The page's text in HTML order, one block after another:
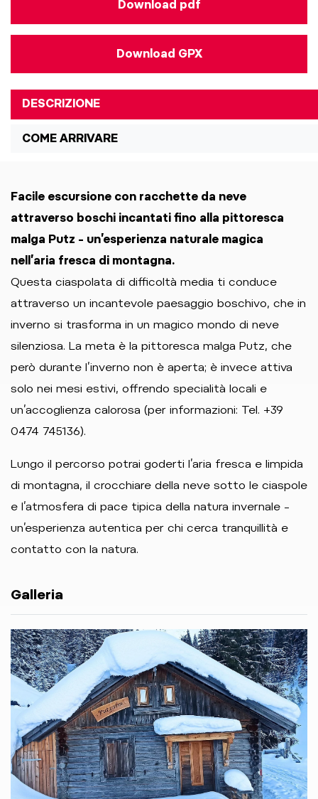
Download pdf
Download GPX
DESCRIZIONE
COME ARRIVARE
Facile escursione con racchette da neve
attraverso boschi incantati fino alla pittoresca
malga Putz – un’esperienza naturale magica
nell’aria fresca di montagna.
Questa ciaspolata di difficoltà media ti conduce
attraverso un incantevole paesaggio boschivo, che in
inverno si trasforma in un magico mondo di neve
silenziosa. La meta è la pittoresca malga Putz, che
però durante l’inverno non è aperta; è invece attiva
solo nei mesi estivi, offrendo specialità locali e
un’accoglienza calorosa (per informazioni: Tel. +39
0474 745136).
Lungo il percorso potrai goderti l’aria fresca e limpida
di montagna, il crocchiare della neve sotto le ciaspole
e l’atmosfera di pace tipica della natura invernale –
un’esperienza autentica per chi cerca tranquillità e
contatto con la natura.
Galleria